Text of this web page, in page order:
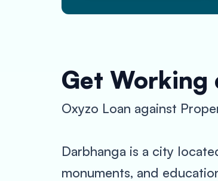
Get Working
Oxyzo Loan against
Darbhanga is a city
monuments, and